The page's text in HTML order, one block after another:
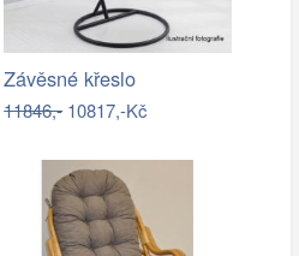
Závěsné křeslo
11846,-10817,-Kč